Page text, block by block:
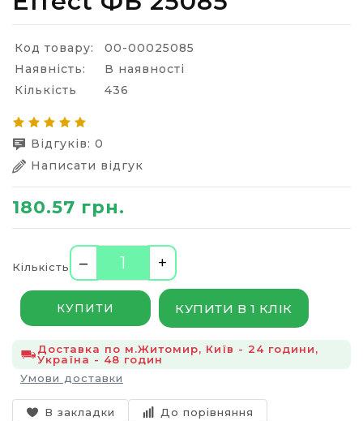
Код товару:
00-00025085
Наявність:
В наявності
Кількість
436
Відгуків: 0
Написати відгук
180.57 грн.
Кількість – +
КУПИТИ КУПИТИ В 1 КЛІК
Доставка по м.Житомир, Київ - 24 години,
Україна - 48 годин
Умови доставки
В закладки До порівняння